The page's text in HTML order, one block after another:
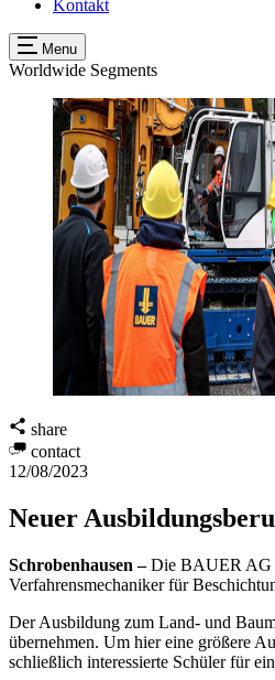
Kontakt
Menu
Worldwide Segments
share
contact
12/08/2023
Neuer
Schrobenhausen –Die BAUER AG
Verfahrensmechaniker für
Der Ausbildung zum Land- und
übernehmen. Um hier eine größere
schließlich interessierte Schüler für